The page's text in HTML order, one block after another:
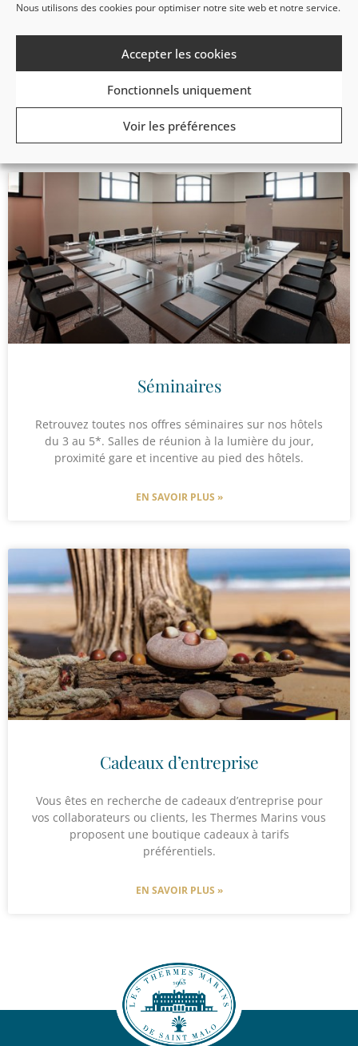
Nous utilisons des cookies pour optimiser notre site web et notre service.
Accepter les cookies
Fonctionnels uniquement
Voir les préférences
Profitez de cadres agréables pour vos déjeuners ou
EN SAVOIR PLUS »
Séminaires
Retrouvez toutes nos offres séminaires sur nos hôtels
du 3 au 5*. Salles de réunion à la lumière du jour,
proximité gare et incentive au pied des hôtels.
EN SAVOIR PLUS »
Cadeaux d’entreprise
Vous êtes en recherche de cadeaux d’entreprise pour
vos collaborateurs ou clients, les Thermes Marins vous
proposent une boutique cadeaux à tarifs
préférentiels.
EN SAVOIR PLUS »